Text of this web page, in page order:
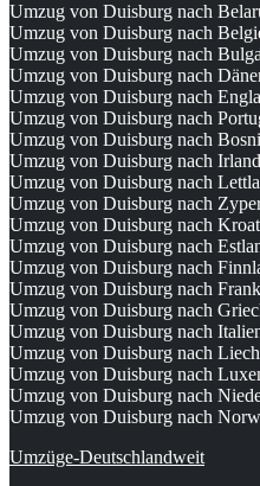
Umzug von Duisburg nach
Umzug von Duisburg nach
Umzug von Duisburg nach
Umzug von Duisburg nach
Umzug von Duisburg nach
Umzug von Duisburg nach
Umzug von Duisburg nach
Umzug von Duisburg nach Irland
Umzug von Duisburg nach
Umzug von Duisburg nach
Umzug von Duisburg nach
Umzug von Duisburg nach
Umzug von Duisburg nach
Umzug von Duisburg nach
Umzug von Duisburg nach
Umzug von Duisburg nach
Umzug von Duisburg nach
Umzug von Duisburg nach
Umzug von Duisburg nach
Umzug von Duisburg nach
Umzüge-Deutschlandweit